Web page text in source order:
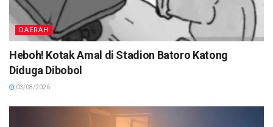
DAERAH
Heboh! Kotak Amal di Stadion Batoro Katong
Diduga Dibobol
03/08/2026